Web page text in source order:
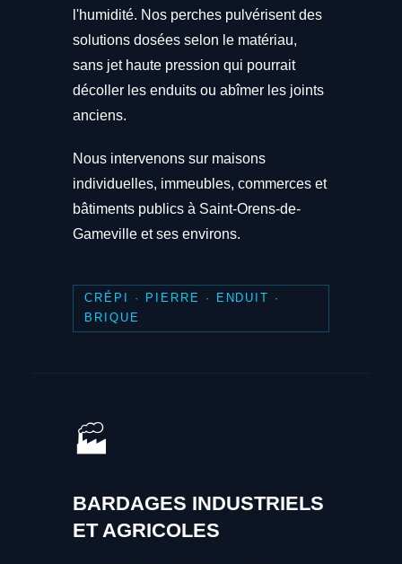
l'humidité. Nos perches pulvérisent des
solutions dosées selon le matériau,
sans jet haute pression qui pourrait
décoller les enduits ou abîmer les joints
anciens.
Nous intervenons sur maisons
individuelles, immeubles, commerces et
bâtiments publics à Saint-Orens-de-
Gameville et ses environs.
CRÉPI · PIERRE · ENDUIT ·
BRIQUE
🏭
BARDAGES INDUSTRIELS
ET AGRICOLES